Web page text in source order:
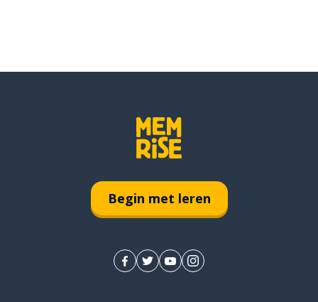
Begin met leren